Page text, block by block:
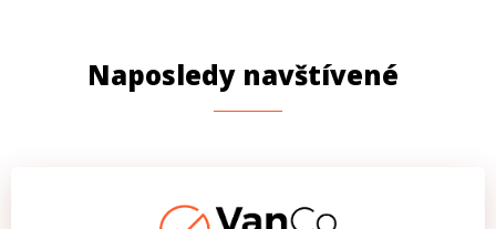
Naposledy navštívené